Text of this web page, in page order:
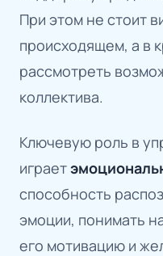
При этом не стоит
происходящем, а в
рассмотреть
коллектива.
Ключевую роль в
играет
способность
эмоции, понимать
его мотивацию и